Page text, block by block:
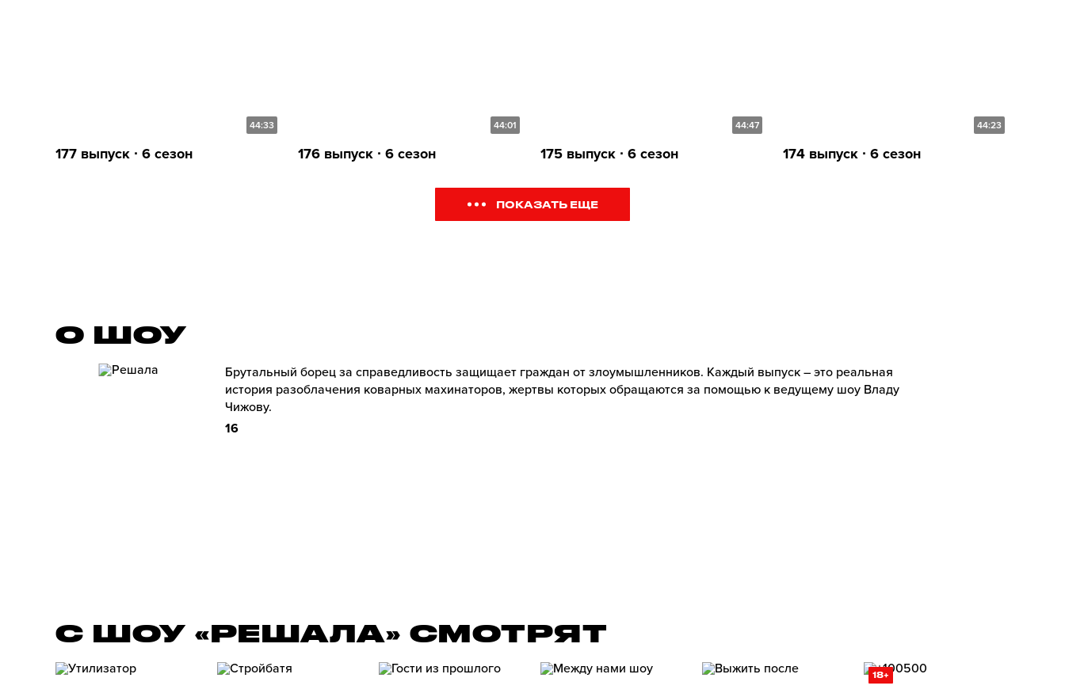
44:33
177 выпуск ∙ 6 сезон
44:01
176 выпуск ∙ 6 сезон
44:47
175 выпуск ∙ 6 сезон
44:23
174 выпуск ∙ 6 сезон
ПОКАЗАТЬ ЕЩЕ
О ШОУ
Брутальный борец за справедливость защищает граждан от злоумышленников. Каждый выпуск – это реальная
история разоблачения коварных махинаторов, жертвы которых обращаются за помощью к ведущему шоу Владу
Чижову.
16
С ШОУ «РЕШАЛА» СМОТРЯТ
18+